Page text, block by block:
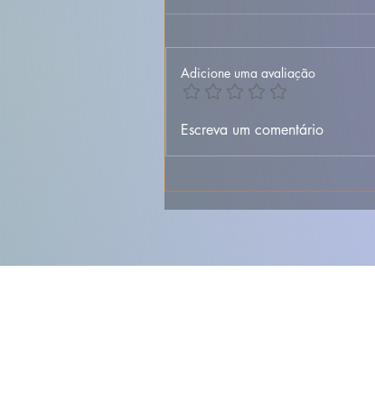
Lambujinha à Bulhão
Limão
Adicione uma avaliação
Escreva um comentário